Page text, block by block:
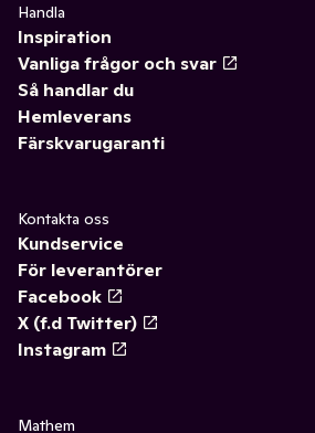
Handla
Inspiration
Vanliga frågor och svar
Så handlar du
Hemleverans
Färskvarugaranti
Kontakta oss
Kundservice
För leverantörer
Facebook
X (f.d Twitter)
Instagram
Mathem